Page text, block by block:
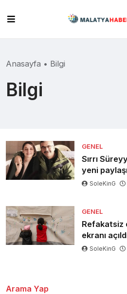
content
Anasayfa • Bilgi
Bilgi
GENEL
Sırrı
yeni
SoleKinG
GENEL
Refakatsiz
ekranı
SoleKinG
Arama Yap